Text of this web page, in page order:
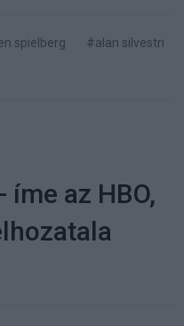
spielberg
#alan silvestri
íme az HBO,